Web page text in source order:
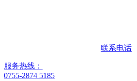
联系电话
服务热线：
0755-2874 5185